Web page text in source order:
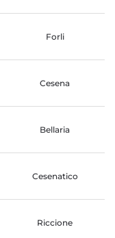
Forli
Cesena
Bellaria
Cesenatico
Riccione